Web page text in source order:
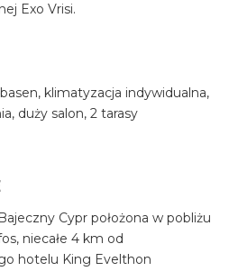
Exo Vrisi.
klimatyzacja indywidualna,
duży salon, 2 tarasy
Cypr położona w pobliżu
niecałe 4 km od
hotelu King Evelthon